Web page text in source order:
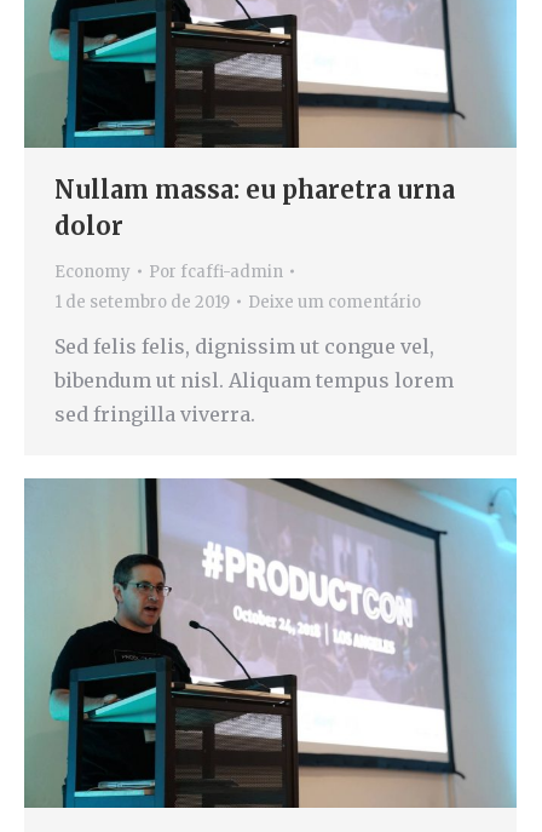
Nullam massa: eu pharetra urna
dolor
Economy Por fcaffi-admin
1 de setembro de 2019
Deixe um comentário
Sed felis felis, dignissim ut congue vel,
bibendum ut nisl. Aliquam tempus lorem
sed fringilla viverra.